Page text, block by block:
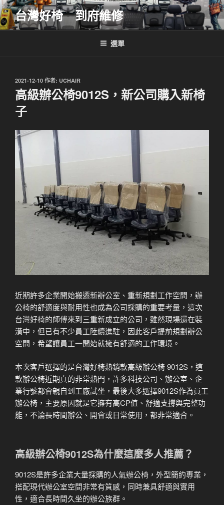
跳
至
主
台灣好椅 到府維修
選單
發
佈
於
2021-12-10 作者: UCHAIR
高級辦公椅9012S，新公司購入新椅
子
近期許多企業開始搬遷新辦公室、重新規劃工作空間，辦
公椅的舒適度與耐用性也成為公司採購的重要考量，這次
台灣好椅的師傅來到三重新成立的公司，雖然現場還在裝
潢中，但已有不少員工陸續進駐，因此客戶提前規劃辦公
空間，希望讓員工一開始就擁有舒適的工作環境。
本次客戶選擇的是台灣好椅熱銷款高級辦公椅 9012S，這
款辦公椅近期真的非常熱門，許多科技公司、辦公室、企
業行號都會親自到工廠試坐，最後大多選擇9012S作為員工
辦公椅，主要原因就是它擁有高CP值、舒適支撐與完整功
能，不論長時間辦公、開會或日常使用，都非常適合。
高級辦公椅9012S為什麼這麼多人推薦？
9012S是許多企業大量採購的人氣辦公椅，外型簡約專業，
搭配現代辦公室空間非常有質感，同時兼具舒適與實用
性，適合長時間久坐的辦公族群。